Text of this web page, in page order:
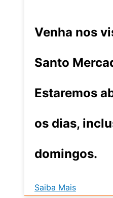
Venha nos
Santo
Estaremos
os dias,
domingos.
Saiba Mais